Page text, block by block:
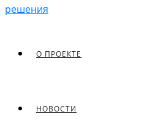
О ПРОЕКТЕ
НОВОСТИ